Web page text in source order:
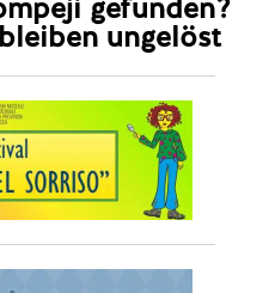
gefunden?
ungelöst